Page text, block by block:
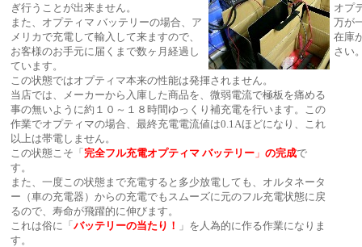
ぎ行うことが出来ません。
また、オプティマ バッテリーの場合、ア
メリカで充電して輸入して来ますので、
お客様のお手元に届くまで数ヶ月経過し
ています。
この状態ではオプティマ本来の性能は発揮されません。
当店では、メーカーから入庫した商品を、微弱電流で極板を痛める
事の無いように約１０～１８時間ゆっくり補充電を行います。この
作業でオプティマの場合、最終充電電流値は0.1Aほどになり、これ
以上は帯電しません。
この状態こそ「完全フル充電オプティマ バッテリー 」 の完成で
す。
また、一度この状態まで充電すると多少放電しても、オルタネータ
ー（車の充電器）からの充電でもスムーズに元のフル充電状態に戻
るので、寿命が飛躍的に伸びます。
これは俗に「バッテリーの当たり！ 」を人為的に作る作業になりま
す。
オプ
万が
在庫
さい